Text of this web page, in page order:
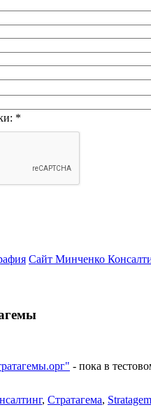
*
Сайт Минченко
- пока в
, Стратагема,